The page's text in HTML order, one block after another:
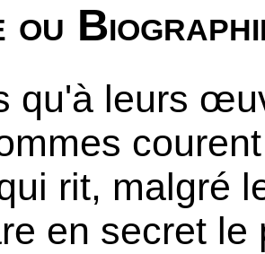
ou
qu'à leurs
rit, malgré
en secret le